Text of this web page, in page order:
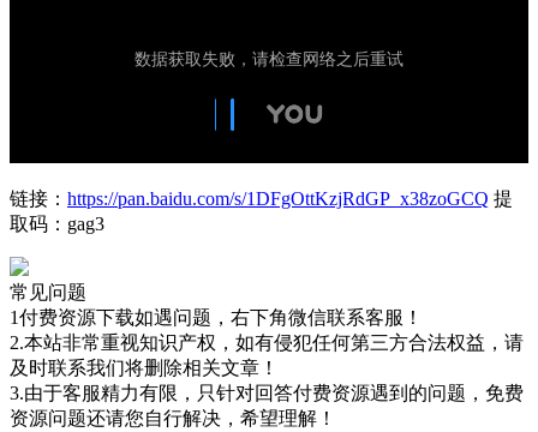
链接： https://pan.baidu.com/s/1DFgOttKzjRdGP_x38zoGCQ 提
取码：gag3
常见问题
1付费资源下载如遇问题，右下角微信联系客服！
2.本站非常重视知识产权，如有侵犯任何第三方合法权益，请
及时联系我们将删除相关文章！
3.由于客服精力有限，只针对回答付费资源遇到的问题，免费
资源问题还请您自行解决，希望理解！